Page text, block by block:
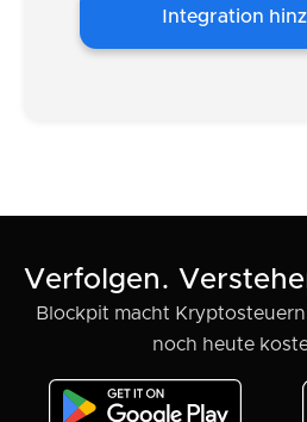
Integration
Verfolgen.
Blockpit macht
noch heute